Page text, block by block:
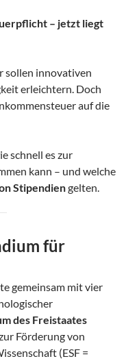
– jetzt liegt
sollen innovativen
erleichtern. Doch
auf die
schnell es zur
kann – und welche
Stipendiengelten.
für
gemeinsam mit vier
des Freistaates
Förderung von
(ESF =